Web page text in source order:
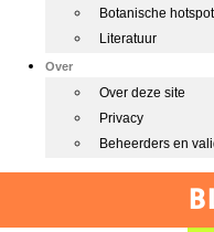
Botanische
Literatuur
Over
Over deze site
Privacy
Beheerders en